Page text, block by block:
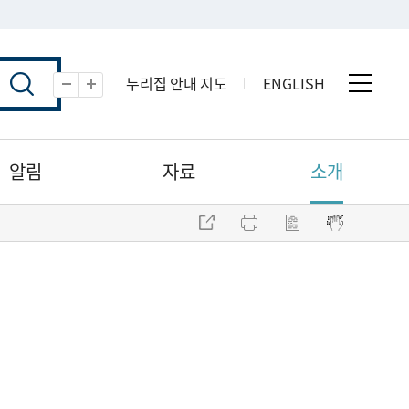
축소 누리집 안내 지도 ENGLISH
알림 자료 소개
주소 복사 프린트 점자파일 내려받기